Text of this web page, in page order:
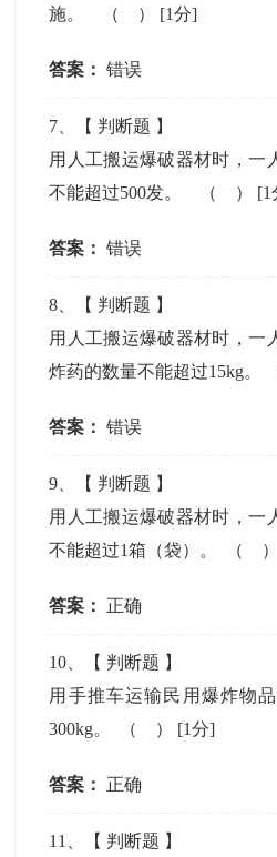
施。 （ ） [1分]
答案： 错误
7 、【 判断题 】
用人工搬运爆破器材时，一
不能超过500发。 （ ） [1
答案： 错误
8 、【 判断题 】
用人工搬运爆破器材时，一
炸药的数量不能超过15kg。
答案： 错误
9 、【 判断题 】
用人工搬运爆破器材时，一
不能超过1箱（袋）。 （ ）
答案： 正确
10 、【 判断题 】
用手推车运输民用爆炸物
300kg。 （ ） [1分]
答案： 正确
11 、【 判断题 】